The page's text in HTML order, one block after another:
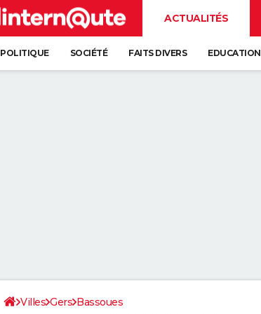
ACTUALITÉS
POLITIQUE SOCIÉTÉ FAITS DIVERS EDUCATION
Villes Gers Bassoues